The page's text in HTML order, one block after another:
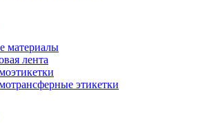
материалы
лента
этикетки